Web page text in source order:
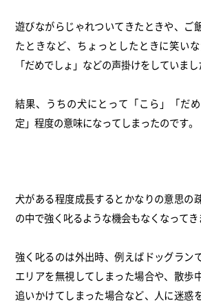
遊びながらじゃれついてきたときや、 ご
たときなど、 ちょっとしたときに笑い
「だめでしょ」 などの声掛けをしていまし
結果、うちの犬にとって「こら」「だ
定」 程度の意味になってしまったのです。
犬がある程度成長するとかなりの意思の
の中で強く叱るような機会もなくなってき
強く叱るのは外出時、例えばドッグラン
エリアを無視してしまった場合や、散歩
追いかけてしまった場合など、 人に迷惑